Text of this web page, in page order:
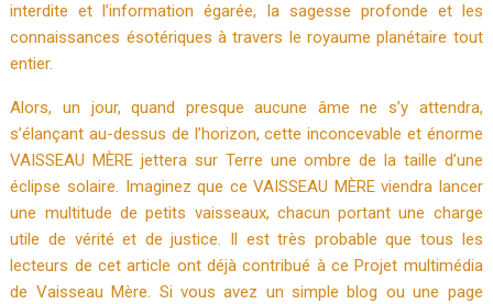
interdite et l’information égarée, la sagesse profonde et les
connaissances ésotériques à travers le royaume planétaire tout
entier.
Alors, un jour, quand presque aucune âme ne s’y attendra,
s’élançant au-dessus de l’horizon, cette inconcevable et énorme
VAISSEAU MÈRE jettera sur Terre une ombre de la taille d’une
éclipse solaire.
Imaginez que ceVAISSEAU MÈREviendra lancer
une multitude de petits vaisseaux, chacun portant une charge
utile de vérité et de justice.
Il est très probable que tous les
lecteurs de cet article ont déjà contribué à ce Projet multimédia
de Vaisseau Mère. Si vous avez un simple blog ou une page